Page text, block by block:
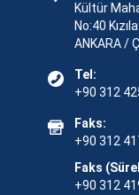
Kültür
No:40
ANKARA /
Tel:
+90 312
Faks:
+90 312
Faks
+90 312